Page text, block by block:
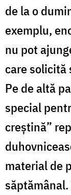
de la o
exemplu,
nu pot
care solicită
Pe de altă
special
creştină”
material de